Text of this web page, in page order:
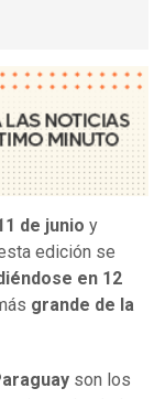
de junio y
edición se
en 12
grande de la
son los